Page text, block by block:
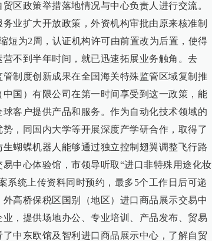
区政策举措落地情况与中心负责人进行交流。
业扩大开放政策，外资机构审批由原来核准制
短为2周，认证机构许可由前置改为后置，使得
不到半年时间，就已迅速拓展业务触角。去
制度创新成果在全国海关特殊监管区域复制推
国）有限公司在第一时间享受到这一政策，能
客户提供产品和服务。作为自动化技术领域的
，同国内大学等开展深度产学研合作，取得了
蝴蝶机器人能够通过独立控制翅翼调整飞行路
中心体验馆，市领导听取“进口非特殊用途化妆
系统上传资料同时预约，最多5个工作日后可递
高桥保税区国别（地区）进口商品展示交易中
，提供场地办公、专业培训、产品发布、贸易
中东欧馆及智利进口商品展示中心，了解自贸